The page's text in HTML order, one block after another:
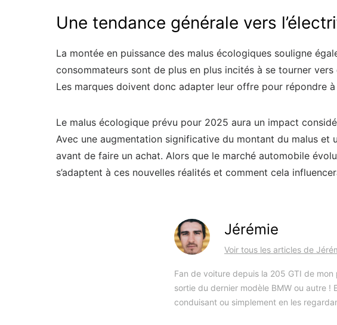
Une tendance générale vers
La montée en puissance des malus écologiques souligne
consommateurs sont de plus en plus incités à se tourner
Les marques doivent donc adapter leur offre pour répondre
Le malus écologique prévu pour 2025 aura un impact
Avec une augmentation significative du montant du malus et
avant de faire un achat. Alors que le marché automobile
s’adaptent à ces nouvelles réalités et comment cela
Jérémie
Voir tous les articles de
Fan de voiture depuis la 205 GTI de
sortie du dernier modèle BMW ou autre !
conduisant ou simplement en les